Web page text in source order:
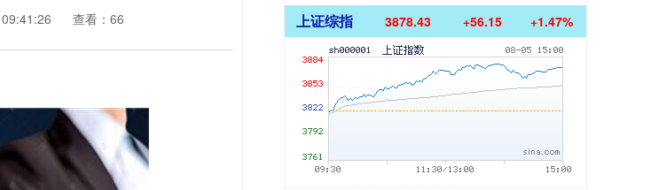
查看：66 上证综指 3878.43 +56.15 +1.47%